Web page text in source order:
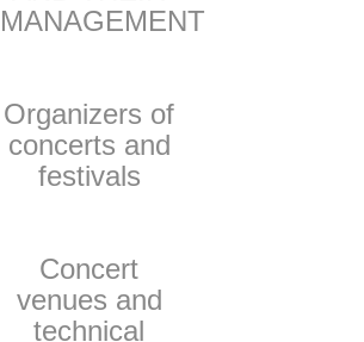
MANAGEMENT
Organizers of
concerts and
festivals
Concert
venues and
technical